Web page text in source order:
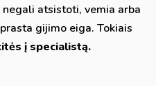
atsistoti, vemia arba
gijimo eiga. Tokiais
į specialistą.